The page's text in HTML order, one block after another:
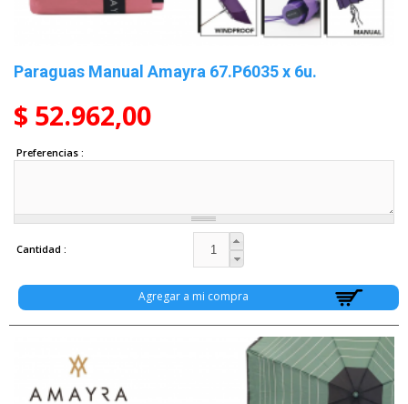
Paraguas Manual Amayra 67.P6035 x 6u.
$ 52.962,00
Preferencias
Cantidad